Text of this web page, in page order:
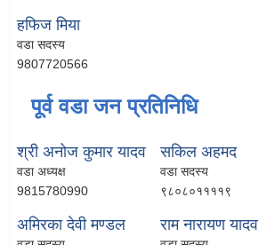
हफिज मिया
वडा सदस्य
9807720566
पूर्व वडा जन प्रतिनिधि
श्री अनोज कुमार यादव
वडा अध्यक्ष
9815780990
सकिल अहमद
वडा सदस्य
९८०८०११११९
अमिरका देवी मण्डल राम नारायण यादव